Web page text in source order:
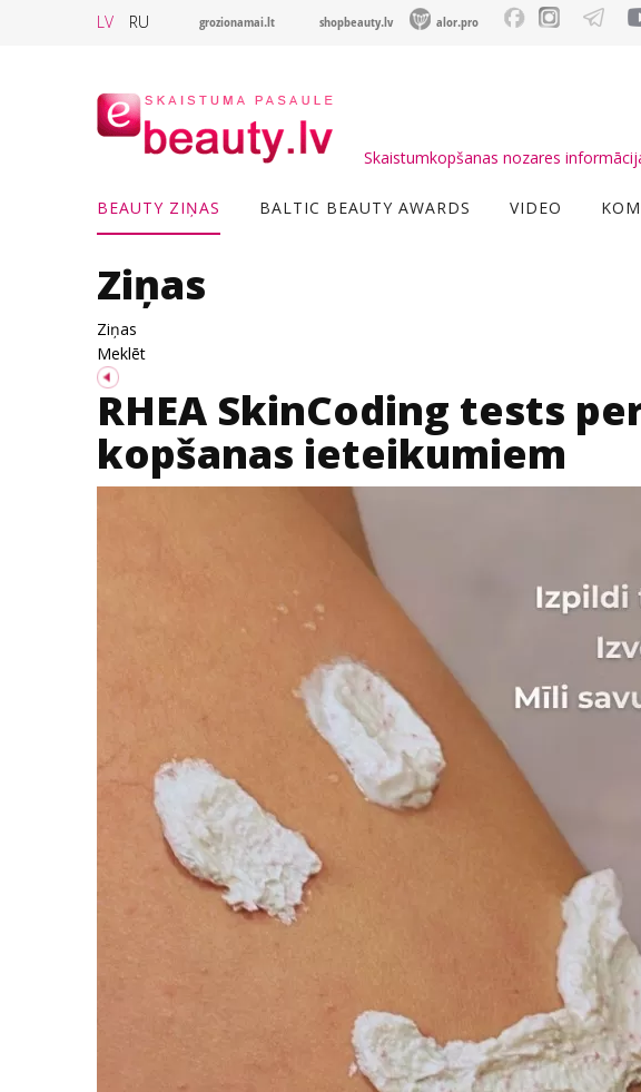
LV RU grozionamai.lt shopbeauty.lv alor.pro
Skaistumkopšanas nozares
BEAUTY ZIŅAS BALTIC BEAUTY AWARDS VIDEO
Ziņas
Ziņas
Meklēt
RHEA SkinCoding tests
kopšanas ieteikumiem